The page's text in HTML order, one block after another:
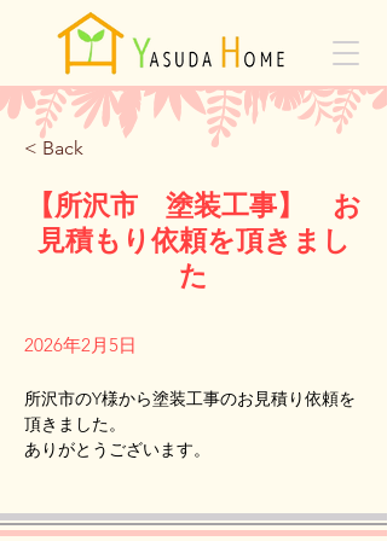
< Back
【所沢市 塗装工事】 お
見積もり依頼を頂きまし
た
2026年2月5日
Previous
所沢市のY様から塗装工事のお見積り依頼を
頂きました。
ありがとうございます。